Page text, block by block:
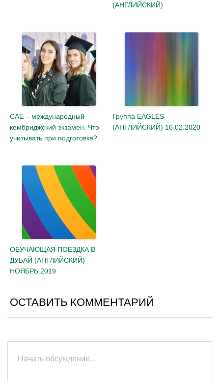
(АНГЛИЙСКИЙ)
CAE – международный
кембриджский экзамен. Что
учитывать при подготовке?
Группа EAGLES
(АНГЛИЙСКИЙ) 16.02.2020
ОБУЧАЮЩАЯ ПОЕЗДКА В
ДУБАЙ (АНГЛИЙСКИЙ)
НОЯБРЬ 2019
ОСТАВИТЬ КОММЕНТАРИЙ